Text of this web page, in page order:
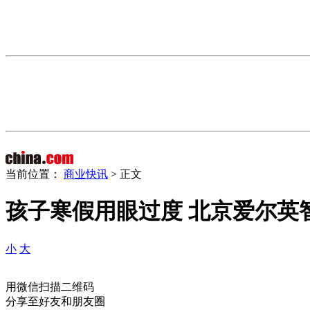
当前位置： 商业快讯 > 正文
孩子寒假用眼过度 北京爱尔
小 大
用微信扫描二维码
分享至好友和朋友圈